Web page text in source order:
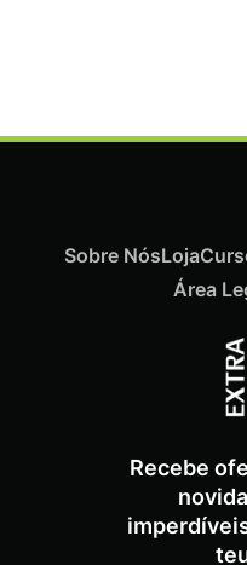
Recebe
Sobre NósLoja
Área